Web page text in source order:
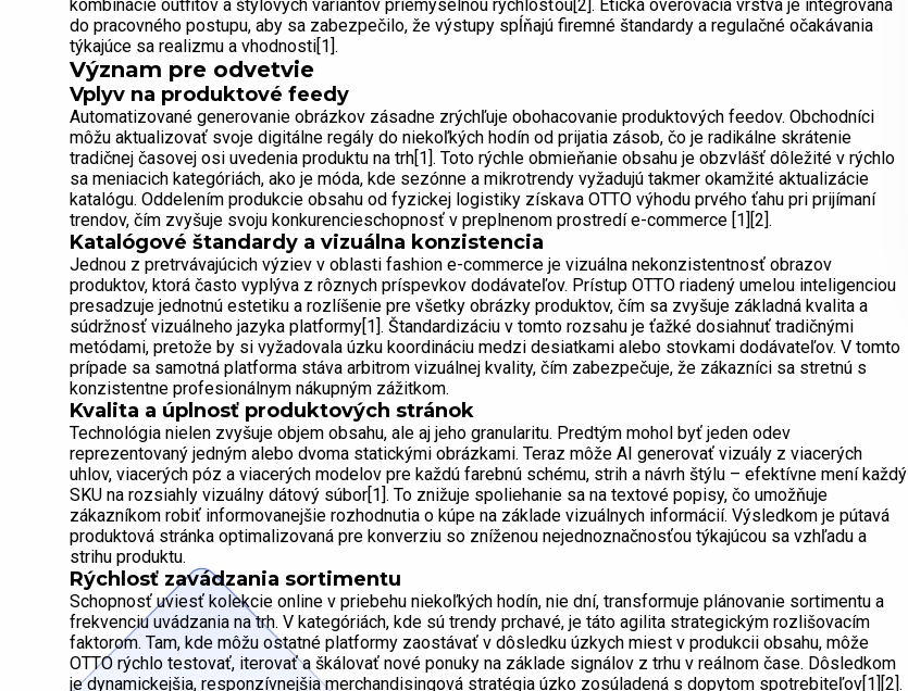
kombinácie outfitov a štýlových variantov priemyselnou rýchlosťou[2]. Etická overovacia vrstva je integrovaná
do pracovného postupu, aby sa zabezpečilo, že výstupy spĺňajú firemné štandardy a regulačné očakávania
týkajúce sa realizmu a vhodnosti[1].
Význam pre odvetvie
Vplyv na produktové feedy
Automatizované generovanie obrázkov zásadne zrýchľuje obohacovanie produktových feedov. Obchodníci
môžu aktualizovať svoje digitálne regály do niekoľkých hodín od prijatia zásob, čo je radikálne skrátenie
tradičnej časovej osi uvedenia produktu na trh[1]. Toto rýchle obmieňanie obsahu je obzvlášť dôležité v rýchlo
sa meniacich kategóriách, ako je móda, kde sezónne a mikrotrendy vyžadujú takmer okamžité aktualizácie
katalógu. Oddelením produkcie obsahu od fyzickej logistiky získava OTTO výhodu prvého ťahu pri prijímaní
trendov, čím zvyšuje svoju konkurencieschopnosť v preplnenom prostredí e-commerce [1][2].
Katalógové štandardy a vizuálna konzistencia
Jednou z pretrvávajúcich výziev v oblasti fashion e-commerce je vizuálna nekonzistentnosť obrazov
produktov, ktorá často vyplýva z rôznych príspevkov dodávateľov. Prístup OTTO riadený umelou inteligenciou
presadzuje jednotnú estetiku a rozlíšenie pre všetky obrázky produktov, čím sa zvyšuje základná kvalita a
súdržnosť vizuálneho jazyka platformy[1]. Štandardizáciu v tomto rozsahu je ťažké dosiahnuť tradičnými
metódami, pretože by si vyžadovala úzku koordináciu medzi desiatkami alebo stovkami dodávateľov. V tomto
prípade sa samotná platforma stáva arbitrom vizuálnej kvality, čím zabezpečuje, že zákazníci sa stretnú s
konzistentne profesionálnym nákupným zážitkom.
Kvalita a úplnosť produktových stránok
Technológia nielen zvyšuje objem obsahu, ale aj jeho granularitu. Predtým mohol byť jeden odev
reprezentovaný jedným alebo dvoma statickými obrázkami. Teraz môže AI generovať vizuály z viacerých
uhlov, viacerých póz a viacerých modelov pre každú farebnú schému, strih a návrh štýlu – efektívne mení každý
SKU na rozsiahly vizuálny dátový súbor[1]. To znižuje spoliehanie sa na textové popisy, čo umožňuje
zákazníkom robiť informovanejšie rozhodnutia o kúpe na základe vizuálnych informácií. Výsledkom je pútavá
produktová stránka optimalizovaná pre konverziu so zníženou nejednoznačnosťou týkajúcou sa vzhľadu a
strihu produktu.
Rýchlosť zavádzania sortimentu
Schopnosť uviesť kolekcie online v priebehu niekoľkých hodín, nie dní, transformuje plánovanie sortimentu a
frekvenciu uvádzania na trh. V kategóriách, kde sú trendy prchavé, je táto agilita strategickým rozlišovacím
faktorom. Tam, kde môžu ostatné platformy zaostávať v dôsledku úzkych miest v produkcii obsahu, môže
OTTO rýchlo testovať, iterovať a škálovať nové ponuky na základe signálov z trhu v reálnom čase. Dôsledkom
je dynamickejšia, responzívnejšia merchandisingová stratégia úzko zosúladená s dopytom spotrebiteľov[1][2].